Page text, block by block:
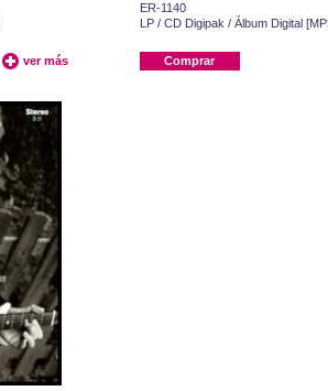
ver más
ER-1140
LP / CD Digipak / Álbum Digital
Comprar